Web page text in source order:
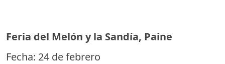
Feria del Melón y la Sandía, Paine
Fecha: 24 de febrero